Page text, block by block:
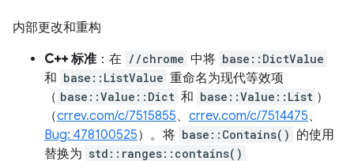
内部更改和重构
C++ 标准 ：在 //chrome 中将 base::DictValue
和 base::ListValue 重命名为现代等效项
（ base::Value::Dict 和 base::Value::List ）
（crrev.com/c/7515855、 crrev.com/c/7514475、
Bug: 478100525）。将 base::Contains() 的使用
替换为 std::ranges::contains()